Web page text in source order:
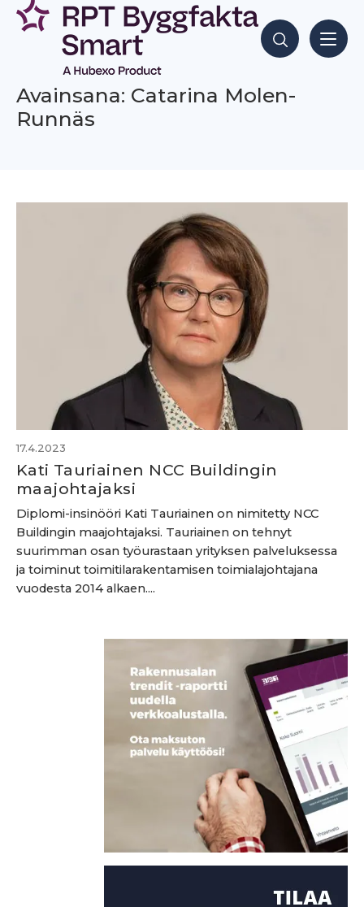
Siirry
sisältöön
Hae sisältöjä
Avainsana: Catarina Molen-
Runnäs
17.4.2023
Kati Tauriainen NCC Buildingin
maajohtajaksi
Diplomi-insinööri Kati Tauriainen on nimitetty NCC
Buildingin maajohtajaksi. Tauriainen on tehnyt
suurimman osan työurastaan yrityksen palveluksessa
ja toiminut toimitilarakentamisen toimialajohtajana
vuodesta 2014 alkaen....